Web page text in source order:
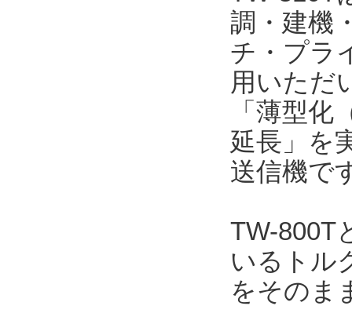
調・建機
チ・プラ
用いただ
「薄型
延長」を
送信機で
TW-800T
いるトル
をそのま